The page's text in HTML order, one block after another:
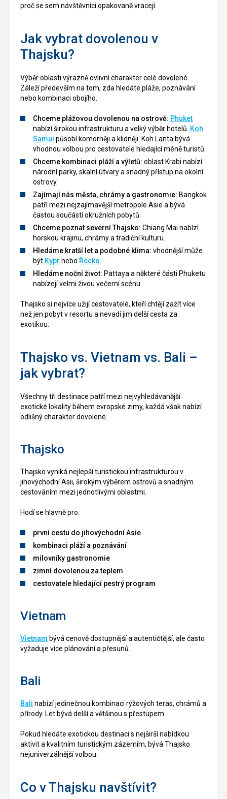
proč se sem návštěvníci opakovaně vracejí.
Jak vybrat dovolenou v
Thajsku?
Výběr oblasti výrazně ovlivní charakter celé dovolené.
Záleží především na tom, zda hledáte pláže, poznávání
nebo kombinaci obojího.
Chceme plážovou dovolenou na ostrově: Phuket
nabízí širokou infrastrukturu a velký výběr hotelů. Koh
Samui působí komorněji a klidněji. Koh Lanta bývá
vhodnou volbou pro cestovatele hledající méně turistů.
Chceme kombinaci pláží a výletů: oblast Krabi nabízí
národní parky, skalní útvary a snadný přístup na okolní
ostrovy.
Zajímají nás města, chrámy a gastronomie: Bangkok
patří mezi nejzajímavější metropole Asie a bývá
častou součástí okružních pobytů.
Chceme poznat severní Thajsko: Chiang Mai nabízí
horskou krajinu, chrámy a tradiční kulturu.
Hledáme kratší let a podobné klima: vhodnější může
být Kypr nebo Řecko
Hledáme noční život: Pattaya a některé části Phuketu
nabízejí velmi živou večerní scénu.
Thajsko si nejvíce užijí cestovatelé, kteří chtějí zažít více
než jen pobyt v resortu a nevadí jim delší cesta za
exotikou.
Thajsko vs. Vietnam vs. Bali –
jak vybrat?
Všechny tři destinace patří mezi nejvyhledávanější
exotické lokality během evropské zimy, každá však nabízí
odlišný charakter dovolené.
Thajsko
Thajsko vyniká nejlepší turistickou infrastrukturou v
jihovýchodní Asii, širokým výběrem ostrovů a snadným
cestováním mezi jednotlivými oblastmi.
Hodí se hlavně pro:
první cestu do jihovýchodní Asie
kombinaci pláží a poznávání
milovníky gastronomie
zimní dovolenou za teplem
cestovatele hledající pestrý program
Vietnam
Vietnam bývá cenově dostupnější a autentičtější, ale často
vyžaduje více plánování a přesunů.
Bali
Bali nabízí jedinečnou kombinaci rýžových teras, chrámů a
přírody. Let bývá delší a většinou s přestupem.
Pokud hledáte exotickou destinaci s nejširší nabídkou
aktivit a kvalitním turistickým zázemím, bývá Thajsko
nejuniverzálnější volbou.
Co v Thajsku navštívit?